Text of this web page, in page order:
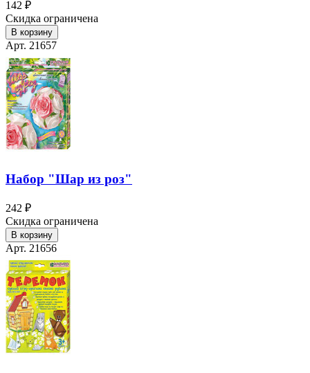
142 ₽
Скидка ограничена
В корзину
Арт. 21657
Набор "Шар из роз"
242 ₽
Скидка ограничена
В корзину
Арт. 21656